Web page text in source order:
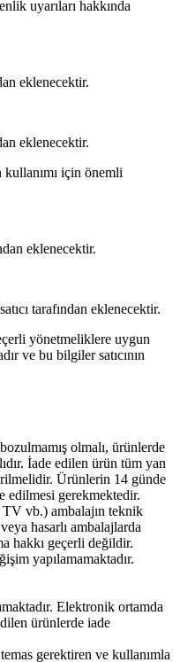
uyarıları hakkında
eklenecektir.
eklenecektir.
için önemli
eklenecektir.
tarafından eklenecektir.
yönetmeliklere uygun
ve bu bilgiler satıcının
olmalı, ürünlerde
İade edilen ürün tüm yan
Ürünlerin 14 günde
edilmesi gerekmektedir.
vb.) ambalajın teknik
hasarlı ambalajlarda
hakkı geçerli değildir.
yapılamamaktadır.
Elektronik ortamda
ürünlerde iade
gerektiren ve kullanımla